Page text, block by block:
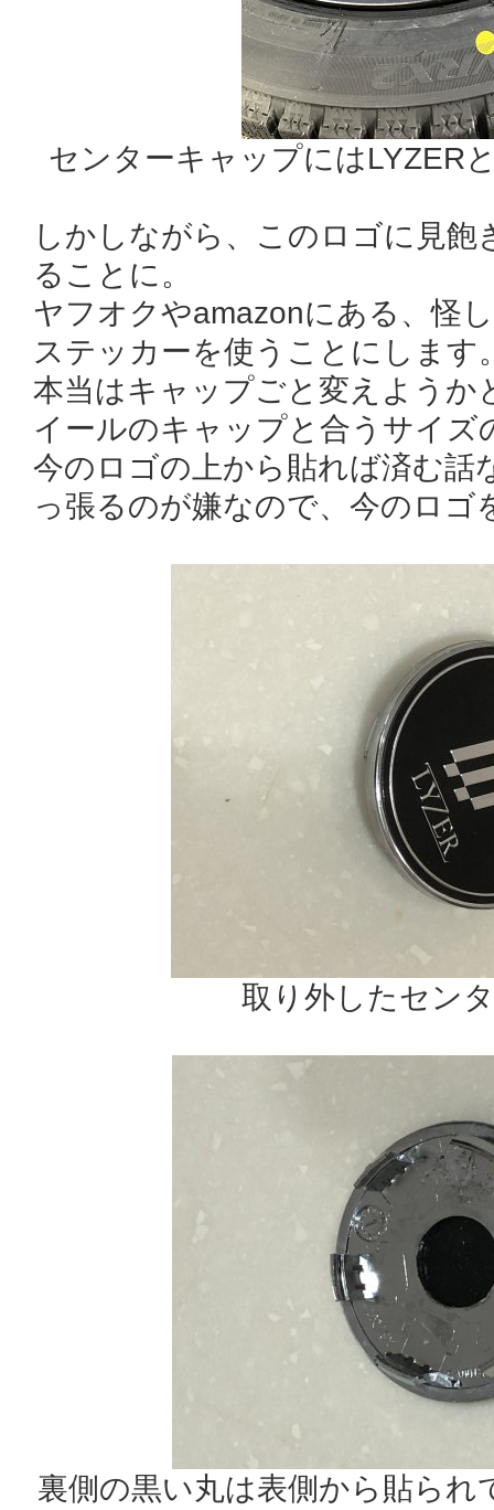
センターキャップにはLYZER
しかしながら、このロゴに見
ることに。
ヤフオクやamazonにある、怪
ステッカーを使うことにします
本当はキャップごと変えようか
イールのキャップと合うサイズ
今のロゴの上から貼れば済む話
っ張るのが嫌なので、今のロゴ
取り外したセン
裏側の黒い丸は表側から貼ら